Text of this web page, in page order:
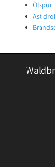
Ölspur
Ast